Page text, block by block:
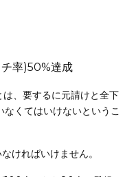
率)50%達成
、要するに元請けと全下
くてはいけないというこ
ければいけません。